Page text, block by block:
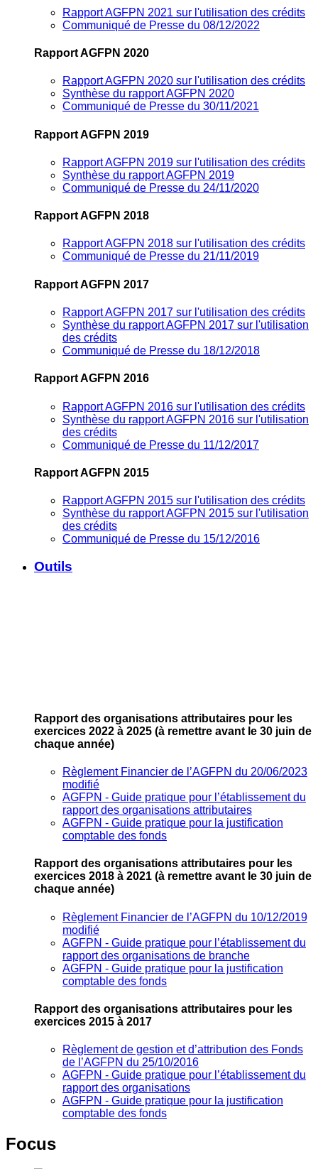
Rapport AGFPN 2021 sur l'utilisation des crédits
Communiqué de Presse du 08/12/2022
Rapport AGFPN 2020
Rapport AGFPN 2020 sur l'utilisation des crédits
Synthèse du rapport AGFPN 2020
Communiqué de Presse du 30/11/2021
Rapport AGFPN 2019
Rapport AGFPN 2019 sur l'utilisation des crédits
Synthèse du rapport AGFPN 2019
Communiqué de Presse du 24/11/2020
Rapport AGFPN 2018
Rapport AGFPN 2018 sur l'utilisation des crédits
Communiqué de Presse du 21/11/2019
Rapport AGFPN 2017
Rapport AGFPN 2017 sur l'utilisation des crédits
Synthèse du rapport AGFPN 2017 sur l'utilisation
des crédits
Communiqué de Presse du 18/12/2018
Rapport AGFPN 2016
Rapport AGFPN 2016 sur l'utilisation des crédits
Synthèse du rapport AGFPN 2016 sur l'utilisation
des crédits
Communiqué de Presse du 11/12/2017
Rapport AGFPN 2015
Rapport AGFPN 2015 sur l'utilisation des crédits
Synthèse du rapport AGFPN 2015 sur l'utilisation
des crédits
Communiqué de Presse du 15/12/2016
Outils
Rapport des organisations attributaires pour les
exercices 2022 à 2025 (à remettre avant le 30 juin de
chaque année)
Règlement Financier de l’AGFPN du 20/06/2023
modifié
AGFPN ‐ Guide pratique pour l’établissement du
rapport des organisations attributaires
AGFPN ‐ Guide pratique pour la justification
comptable des fonds
Rapport des organisations attributaires pour les
exercices 2018 à 2021 (à remettre avant le 30 juin de
chaque année)
Règlement Financier de l’AGFPN du 10/12/2019
modifié
AGFPN ‐ Guide pratique pour l’établissement du
rapport des organisations de branche
AGFPN ‐ Guide pratique pour la justification
comptable des fonds
Rapport des organisations attributaires pour les
exercices 2015 à 2017
Règlement de gestion et d’attribution des Fonds
de l’AGFPN du 25/10/2016
AGFPN ‐ Guide pratique pour l’établissement du
rapport des organisations
AGFPN ‐ Guide pratique pour la justification
comptable des fonds
Focus